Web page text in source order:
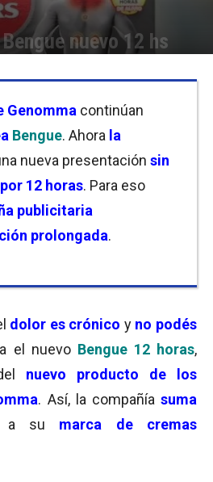
nuevo 12 hs
Genomma continúan
Bengue. Ahora la
nueva presentación sin
12 horas. Para eso
publicitaria
prolongada.
dolor es crónico yno podés
el nuevoBengue 12 horas,
nuevo producto de los
. Así, la compañíasuma
a su marca de cremas